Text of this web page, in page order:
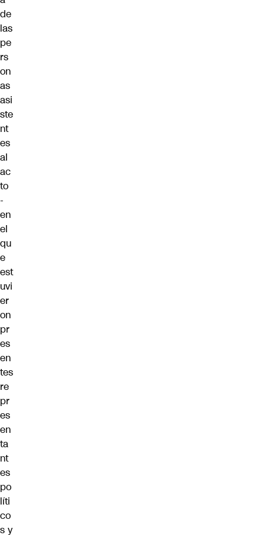
de
las
pe
rs
on
as
asi
ste
nt
es
al
ac
to
-
en
el
qu
e
est
uvi
er
on
pr
es
en
tes
re
pr
es
en
ta
nt
es
po
líti
co
s y